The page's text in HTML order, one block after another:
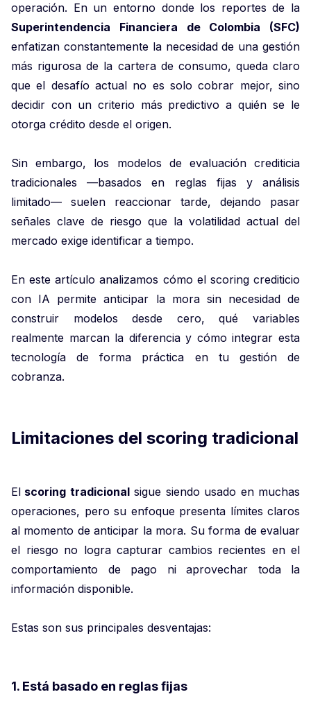
operación. En un entorno donde los reportes de la
Superintendencia Financiera de Colombia (SFC)
enfatizan constantemente la necesidad de una gestión
más rigurosa de la cartera de consumo, queda claro
que el desafío actual no es solo cobrar mejor, sino
decidir con un criterio más predictivo a quién se le
otorga crédito desde el origen.
Sin embargo, los modelos de evaluación crediticia
tradicionales —basados en reglas fijas y análisis
limitado— suelen reaccionar tarde, dejando pasar
señales clave de riesgo que la volatilidad actual del
mercado exige identificar a tiempo.
En este artículo analizamos cómo el scoring crediticio
con IA permite anticipar la mora sin necesidad de
construir modelos desde cero, qué variables
realmente marcan la diferencia y cómo integrar esta
tecnología de forma práctica en tu gestión de
cobranza.
Limitaciones del scoring tradicional
El scoring tradicionalsigue siendo usado en muchas
operaciones, pero su enfoque presenta límites claros
al momento de anticipar la mora. Su forma de evaluar
el riesgo no logra capturar cambios recientes en el
comportamiento de pago ni aprovechar toda la
información disponible.
Estas son sus principales desventajas:
1. Está basado en reglas fijas